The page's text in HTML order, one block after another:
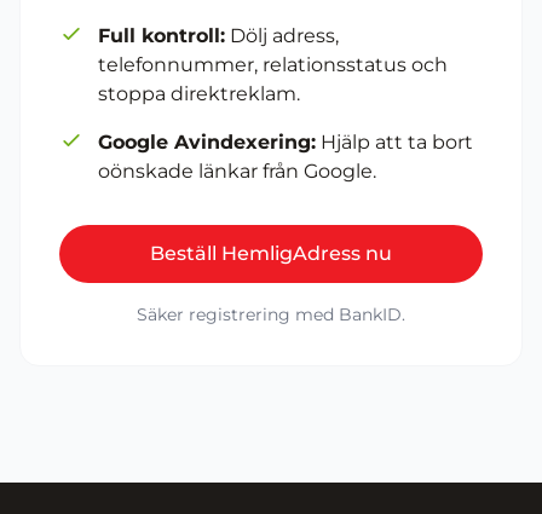
Full kontroll: Dölj adress,
telefonnummer, relationsstatus och
stoppa direktreklam.
Google Avindexering: Hjälp att ta bort
oönskade länkar från Google.
Beställ HemligAdress nu
Säker registrering med BankID.